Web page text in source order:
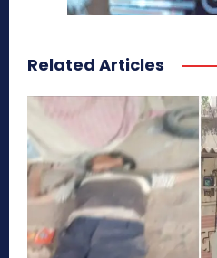
Related Articles